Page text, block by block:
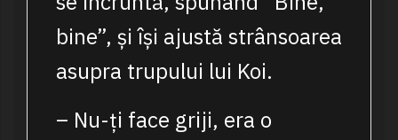
bine”, și își ajustă strânsoarea
asupra trupului lui Koi.
– Nu-ți face griji, era o